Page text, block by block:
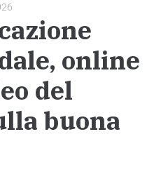
online
del
buona